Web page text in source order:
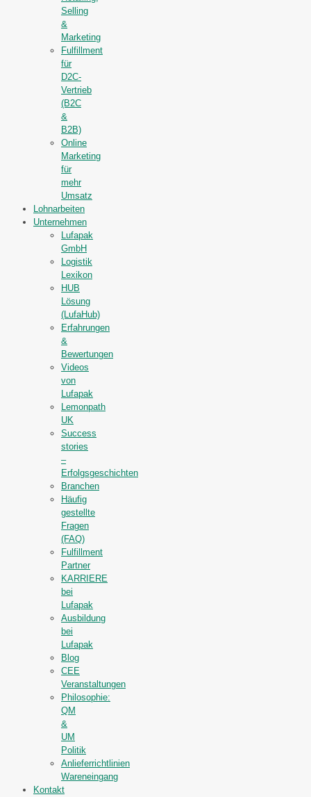
Selling
&
Marketing
Fulfillment
für
D2C-
Vertrieb
(B2C
&
B2B)
Online
Marketing
für
mehr
Umsatz
Lohnarbeiten
Unternehmen
Lufapak
GmbH
Logistik
Lexikon
HUB
Lösung
(LufaHub)
Erfahrungen
&
Bewertungen
Videos
von
Lufapak
Lemonpath
UK
Success
stories
–
Erfolgsgeschichten
Branchen
Häufig
gestellte
Fragen
(FAQ)
Fulfillment
Partner
KARRIERE
bei
Lufapak
Ausbildung
bei
Lufapak
Blog
CEE
Veranstaltungen
Philosophie:
QM
&
UM
Politik
Anlieferrichtlinien
Wareneingang
Kontakt